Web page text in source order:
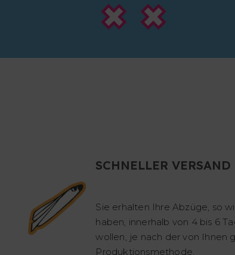
SCHNELLER VERSAND
Sie erhalten Ihre Abzüge, so
haben, innerhalb von 4 bis 6
wollen, je nach der von Ihnen
Produktionsmethode.